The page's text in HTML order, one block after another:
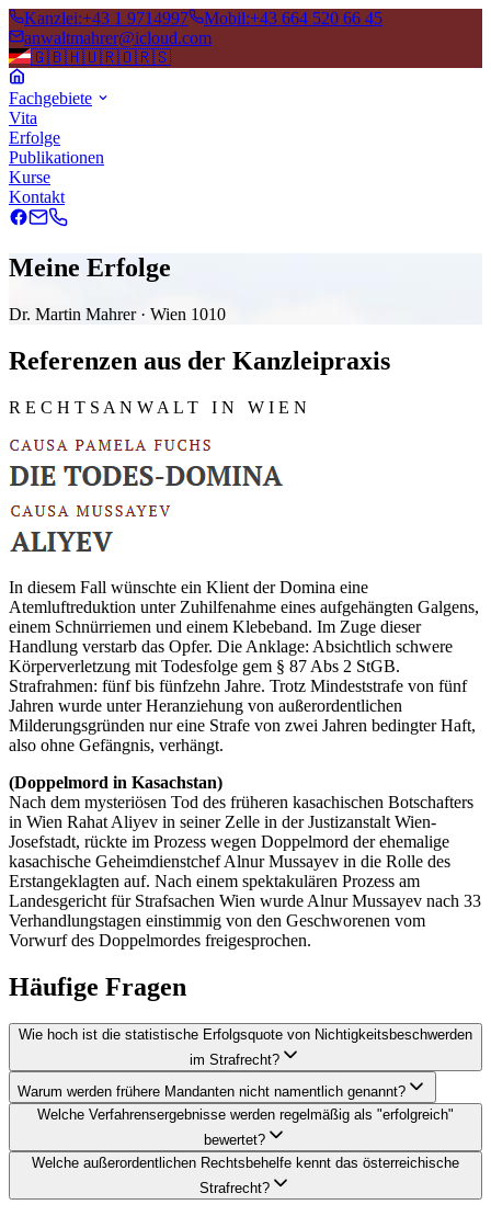
Kanzlei:+43 1 9714997 Mobil:+43 664 520 66 45
anwaltmahrer@icloud.com
🇬🇧🇭🇺🇷🇴🇷🇸
Fachgebiete
Vita
Erfolge
Publikationen
Kurse
Kontakt
Meine Erfolge
Dr. Martin Mahrer · Wien 1010
Referenzen aus der Kanzleipraxis
R E C H T S A N W A L T I N W I E N
In diesem Fall wünschte ein Klient der Domina eine
Atemluftreduktion unter Zuhilfenahme eines aufgehängten Galgens,
einem Schnürriemen und einem Klebeband. Im Zuge dieser
Handlung verstarb das Opfer. Die Anklage: Absichtlich schwere
Körperverletzung mit Todesfolge gem § 87 Abs 2 StGB.
Strafrahmen: fünf bis fünfzehn Jahre. Trotz Mindeststrafe von fünf
Jahren wurde unter Heranziehung von außerordentlichen
Milderungsgründen nur eine Strafe von zwei Jahren bedingter Haft,
also ohne Gefängnis, verhängt.
(Doppelmord in Kasachstan)
Nach dem mysteriösen Tod des früheren kasachischen Botschafters
in Wien Rahat Aliyev in seiner Zelle in der Justizanstalt Wien-
Josefstadt, rückte im Prozess wegen Doppelmord der ehemalige
kasachische Geheimdienstchef Alnur Mussayev in die Rolle des
Erstangeklagten auf. Nach einem spektakulären Prozess am
Landesgericht für Strafsachen Wien wurde Alnur Mussayev nach 33
Verhandlungstagen einstimmig von den Geschworenen vom
Vorwurf des Doppelmordes freigesprochen.
Häufige Fragen
Wie hoch ist die statistische Erfolgsquote von Nichtigkeitsbeschwerden
im Strafrecht?
Warum werden frühere Mandanten nicht namentlich genannt?
Welche Verfahrensergebnisse werden regelmäßig als "erfolgreich"
bewertet?
Welche außerordentlichen Rechtsbehelfe kennt das österreichische
Strafrecht?